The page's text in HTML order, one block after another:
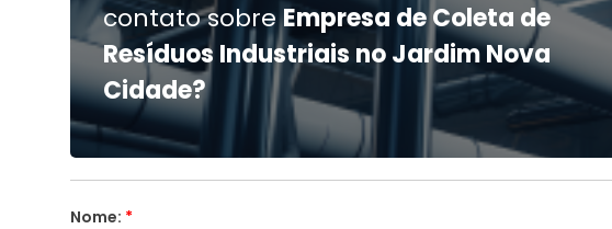
contato sobreEmpresa de Coleta de
Resíduos Industriais no Jardim Nova
Cidade?
Nome: *